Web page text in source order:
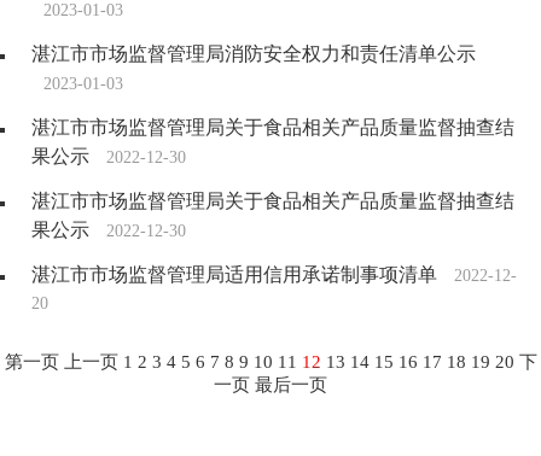
2023-01-03
湛江市市场监督管理局消防安全权力和责任清单公示
2023-01-03
湛江市市场监督管理局关于食品相关产品质量监督抽查结
果公示
2022-12-30
湛江市市场监督管理局关于食品相关产品质量监督抽查结
果公示
2022-12-30
湛江市市场监督管理局适用信用承诺制事项清单 2022-12-
20
第一页 上一页 1 2 3 4 5 6 7 8 9 10 11 12 13 14 15 16 17 18 19 20 下
一页 最后一页